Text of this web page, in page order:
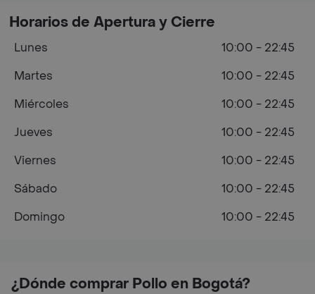
¿Dónde comprar Pollo en Bogotá?
Horarios de Apertura y Cierre
Lunes
10:00 - 22:45
Martes
10:00 - 22:45
Miércoles
10:00 - 22:45
Jueves
10:00 - 22:45
Viernes
10:00 - 22:45
Sábado
10:00 - 22:45
Domingo
10:00 - 22:45